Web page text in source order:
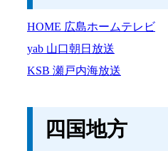
HOME 広島ホームテレビ
yab 山口朝日放送
KSB 瀬戸内海放送
四国地方